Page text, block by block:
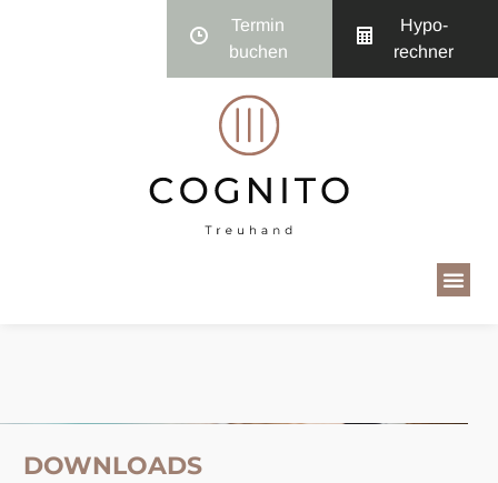
Termin
buchen
Hypo­
rechner
DOWNLOADS